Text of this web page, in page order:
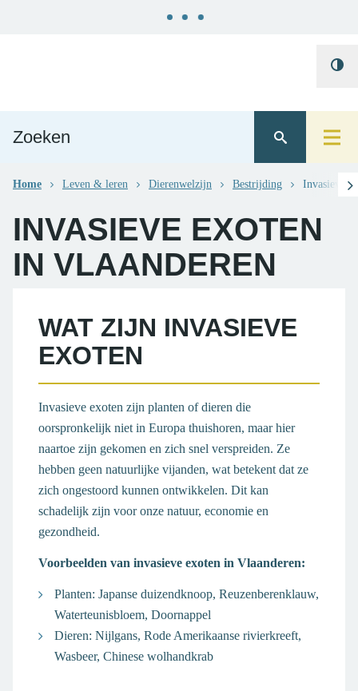
Home Leven & leren Dierenwelzijn Bestrijding Invasieve
INVASIEVE EXOTEN
IN VLAANDEREN
WAT ZIJN INVASIEVE
EXOTEN
Invasieve exoten zijn planten of dieren die
oorspronkelijk niet in Europa thuishoren, maar hier
naartoe zijn gekomen en zich snel verspreiden. Ze
hebben geen natuurlijke vijanden, wat betekent dat ze
zich ongestoord kunnen ontwikkelen. Dit kan
schadelijk zijn voor onze natuur, economie en
gezondheid.
Voorbeelden van invasieve exoten in Vlaanderen:
Planten: Japanse duizendknoop, Reuzenberenklauw,
Waterteunisbloem, Doornappel
Dieren: Nijlgans, Rode Amerikaanse rivierkreeft,
Wasbeer, Chinese wolhandkrab